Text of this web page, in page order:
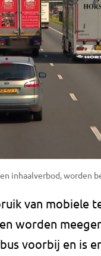
inhaalverbod, worden
van mobiele
worden
voorbij en is